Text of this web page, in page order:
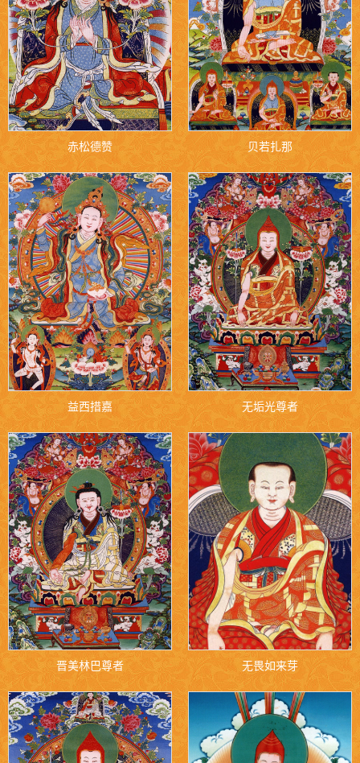
赤松德赞 贝若扎那
益西措嘉 无垢光尊者
晋美林巴尊者 无畏如来芽